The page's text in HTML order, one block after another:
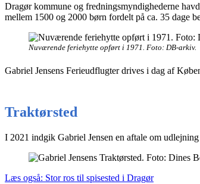
Dragør kommune og fredningsmyndighederne
mellem 1500 og 2000 børn fordelt på ca. 35 dage
Nuværende feriehytte opført i 1971. Foto: DB-arkiv.
Gabriel Jensens Ferieudflugter drives i dag af
Traktørsted
I 2021 indgik Gabriel Jensen en aftale om
Læs også: Stor ros til spisested i Dragør